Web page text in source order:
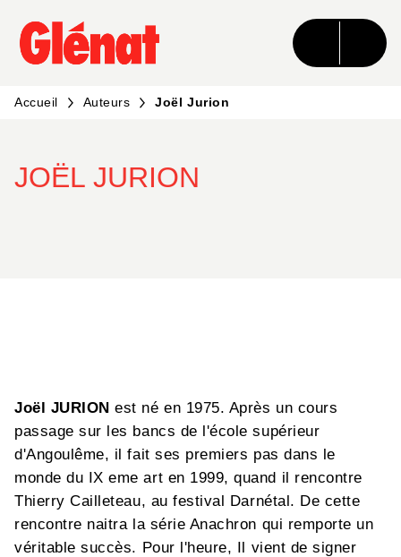
MENU RECHERCHE CONTENU
PIED DE PAGE
Accueil Auteurs Joël Jurion
JOËL JURION
Joël JURION est né en 1975. Après un cours
passage sur les bancs de l'école supérieur
d'Angoulême, il fait ses premiers pas dans le
monde du IX eme art en 1999, quand il rencontre
Thierry Cailleteau, au festival Darnétal. De cette
rencontre naitra la série Anachron qui remporte un
véritable succès. Pour l'heure, Il vient de signer